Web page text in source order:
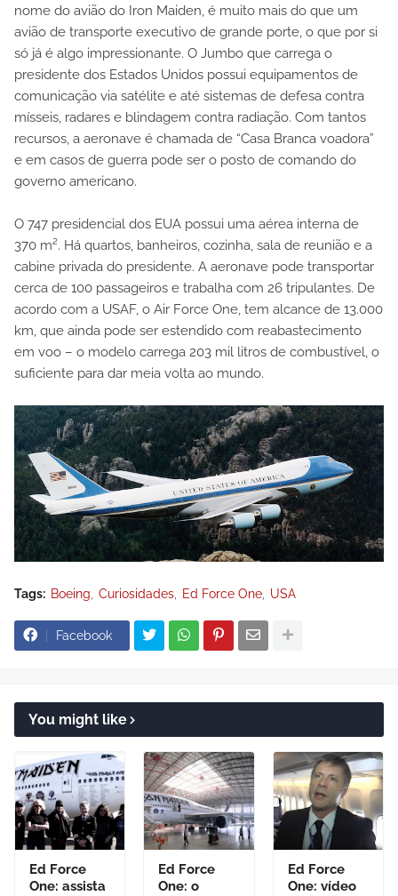
nome do avião do Iron Maiden, é muito mais do que um
avião de transporte executivo de grande porte, o que por si
só já é algo impressionante. O Jumbo que carrega o
presidente dos Estados Unidos possui equipamentos de
comunicação via satélite e até sistemas de defesa contra
mísseis, radares e blindagem contra radiação. Com tantos
recursos, a aeronave é chamada de “Casa Branca voadora”
e em casos de guerra pode ser o posto de comando do
governo americano.
O 747 presidencial dos EUA possui uma aérea interna de
370 m². Há quartos, banheiros, cozinha, sala de reunião e a
cabine privada do presidente. A aeronave pode transportar
cerca de 100 passageiros e trabalha com 26 tripulantes. De
acordo com a USAF, o Air Force One, tem alcance de 13.000
km, que ainda pode ser estendido com reabastecimento
em voo – o modelo carrega 203 mil litros de combustível, o
suficiente para dar meia volta ao mundo.
Tags: Boeing Curiosidades Ed Force One USA
Facebook
You might like
Ed Force
One: assista
Ed Force
One: o
Ed Force
One: vídeo